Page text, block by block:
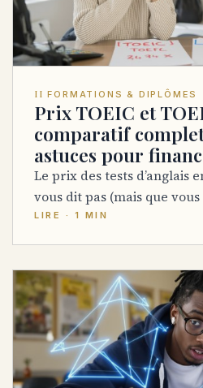
II FORMATIONS & DIPLÔMES
Prix TOEIC et
comparatif
astuces pour
Le prix des tests d’anglais
vous dit pas (mais que
LIRE · 1 MIN